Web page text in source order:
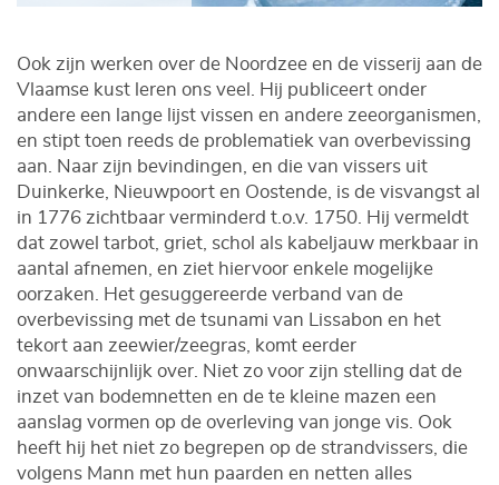
Ook zijn werken over de Noordzee en de visserij aan de
Vlaamse kust leren ons veel. Hij publiceert onder
andere een lange lijst vissen en andere zeeorganismen,
en stipt toen reeds de problematiek van overbevissing
aan. Naar zijn bevindingen, en die van vissers uit
Duinkerke, Nieuwpoort en Oostende, is de visvangst al
in 1776 zichtbaar verminderd t.o.v. 1750. Hij vermeldt
dat zowel tarbot, griet, schol als kabeljauw merkbaar in
aantal afnemen, en ziet hiervoor enkele mogelijke
oorzaken. Het gesuggereerde verband van de
overbevissing met de tsunami van Lissabon en het
tekort aan zeewier/zeegras, komt eerder
onwaarschijnlijk over. Niet zo voor zijn stelling dat de
inzet van bodemnetten en de te kleine mazen een
aanslag vormen op de overleving van jonge vis. Ook
heeft hij het niet zo begrepen op de strandvissers, die
volgens Mann met hun paarden en netten alles